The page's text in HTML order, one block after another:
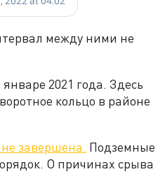
между ними не
2021 года. Здесь
кольцо в районе
не завершена. Подземные
О причинах срыва